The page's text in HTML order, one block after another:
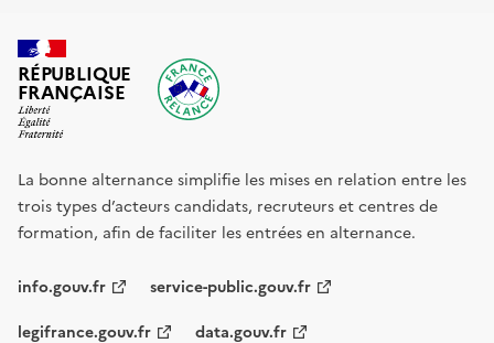
RÉPUBLIQUE
FRANÇAISE
La bonne alternance simplifie les mises en relation entre les
trois types d’acteurs candidats, recruteurs et centres de
formation, afin de faciliter les entrées en alternance.
info.gouv.fr service-public.gouv.fr
legifrance.gouv.fr data.gouv.fr